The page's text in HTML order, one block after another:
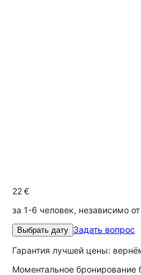
22 €
за 1-6 человек, независимо
Выбрать дату Задать вопрос
Гарантия лучшей цены:
Моментальное бронирование